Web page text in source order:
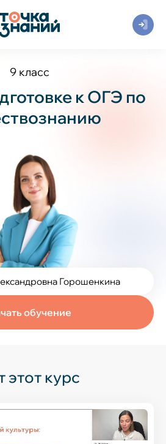
9 класс
к ОГЭ по
обучение
Горошенкина
этот курс